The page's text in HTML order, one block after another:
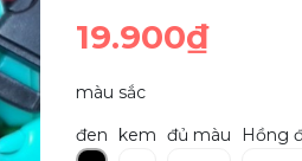
19.900₫
màu sắc
đen
kem đủ màu Hồng